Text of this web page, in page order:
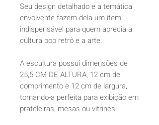
Seu design detalhado e a temática
envolvente fazem dela um item
indispensável para quem aprecia a
cultura pop retrô e a arte.
A escultura possui dimensões de
25,5 CM DE ALTURA, 12 cm de
comprimento e 12 cm de largura,
tornando-a perfeita para exibição em
prateleiras, mesas ou vitrines.